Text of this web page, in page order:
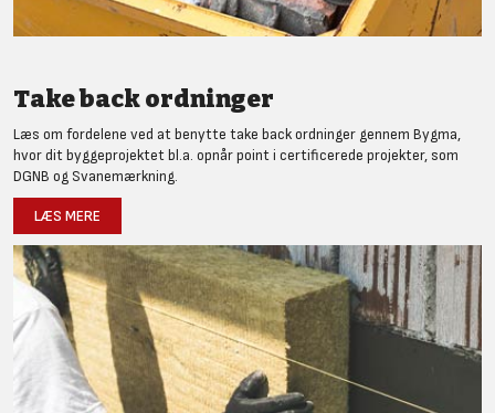
Take back ordninger
Læs om fordelene ved at benytte take back ordninger gennem Bygma,
hvor dit byggeprojektet bl.a. opnår point i certificerede projekter, som
DGNB og Svanemærkning.
LÆS MERE